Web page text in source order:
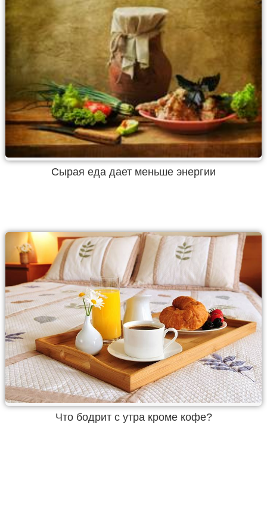
Сырая еда дает меньше энергии
Что бодрит с утра кроме кофе?